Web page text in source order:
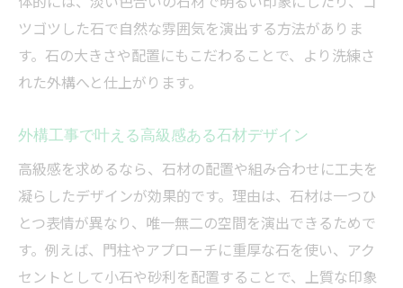
外構工事でかなう機能美とデザインの両立
外構工事の石材で作る使いやすい庭空間
外構工事で実現するおしゃれな動線設計
外構工事と石材で快適な庭をつくる工夫
ツゴツした石で自然な雰囲気を演出する方法がありま
す。石の大きさや配置にもこだわることで、より洗練さ
れた外構へと仕上がります。
外構工事で叶える高級感ある石材デザイン
高級感を求めるなら、石材の配置や組み合わせに工夫を
凝らしたデザインが効果的です。理由は、石材は一つひ
とつ表情が異なり、唯一無二の空間を演出できるためで
す。例えば、門柱やアプローチに重厚な石を使い、アク
セントとして小石や砂利を配置することで、上質な印象